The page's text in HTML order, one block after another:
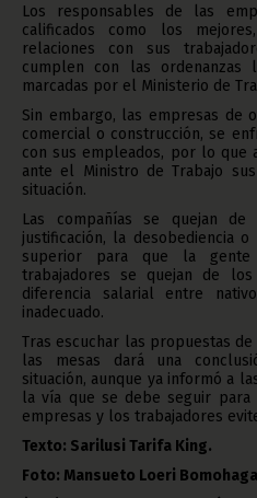
Los responsables de las
calificados como los
relaciones con sus
cumplen con las ordenanzas
marcadas por el Ministerio de
Sin embargo, las empresas de
comercial o construcción, se
con sus empleados, por lo que
ante el Ministro de Trabajo
situación.
Las compañías se quejan
justificación, la desobediencia
superior para que la
trabajadores se quejan de
diferencia salarial entre
inadecuado.
Tras escuchar las propuestas
las mesas dará una
situación, aunque ya informó a
la vía que se debe seguir
empresas y los trabajadores
Texto: Sarilusi Tarifa King.
Foto: Mansueto Loeri